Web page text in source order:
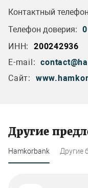
Контактный
Телефон доверия:
ИНН:
200242936
E-mail:
Сайт:
Другие
Hamkorbank Другие